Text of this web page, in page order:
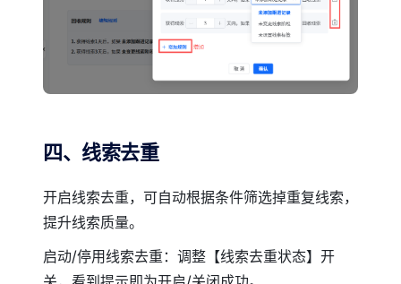
四、线索去重
开启线索去重，可自动根据条件筛选掉重复线索，
提升线索质量。
启动/停用线索去重：调整【线索去重状态】开